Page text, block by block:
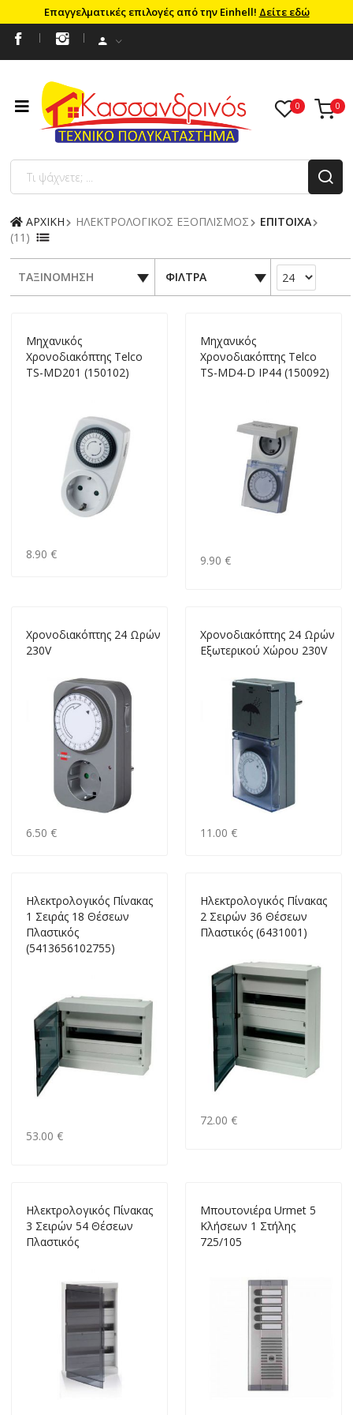
Επαγγελματικές επιλογές από την Einhell! Δείτε εδώ
ΑΡΧΙΚΗ ΗΛΕΚΤΡΟΛΟΓΙΚΟΣ ΕΞΟΠΛΙΣΜΟΣ
ΕΠΙΤΟΙΧΑ
(11)
ΤΑΞΙΝΟΜΗΣΗ ΦΙΛΤΡΑ
Mηχανικός
Xρονοδιακόπτης Telco
TS-MD201 (150102)
8.90 €
Mηχανικός
Xρονοδιακόπτης Telco
TS-MD4-D IP44 (150092)
9.90 €
Xρονοδιακόπτης 24 Ωρών
230V
6.50 €
Xρονοδιακόπτης 24 Ωρών
Εξωτερικού Χώρου 230V
11.00 €
Ηλεκτρολογικός Πίνακας
1 Σειράς 18 Θέσεων
Πλαστικός
(5413656102755)
53.00 €
Ηλεκτρολογικός Πίνακας
2 Σειρών 36 Θέσεων
Πλαστικός (6431001)
72.00 €
Ηλεκτρολογικός Πίνακας
3 Σειρών 54 Θέσεων
Πλαστικός
Μπουτονιέρα Urmet 5
Κλήσεων 1 Στήλης
725/105